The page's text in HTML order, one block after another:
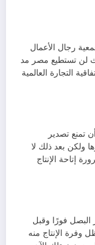
رجال الأعمال
لن تستطيع مصر مد
التجارة العالمية
تمنع تصدير
ولكن بعد ذلك لا
إتاحة الإنتاج
البصل فورًا وقبل
الإنتاج منه